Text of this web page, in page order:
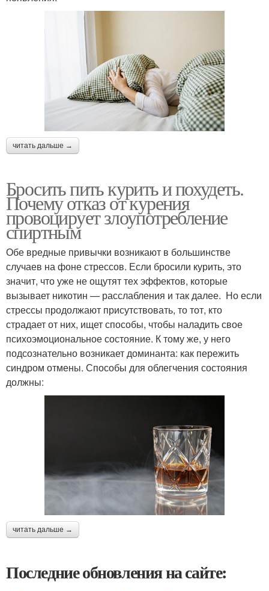
читать дальше →
Бросить пить курить и похудеть.
Почему отказ от курения
провоцирует злоупотребление
спиртным
Обе вредные привычки возникают в большинстве
случаев на фоне стрессов. Если бросили курить, это
значит, что уже не ощутят тех эффектов, которые
вызывает никотин — расслабления и так далее. Но если
стрессы продолжают присутствовать, то тот, кто
страдает от них, ищет способы, чтобы наладить свое
психоэмоциональное состояние. К тому же, у него
подсознательно возникает доминанта: как пережить
синдром отмены. Способы для облегчения состояния
должны:
читать дальше →
Последние обновления на сайте: